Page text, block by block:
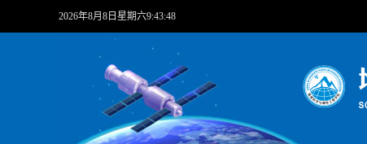
2026年8月8日星期六9:43:48